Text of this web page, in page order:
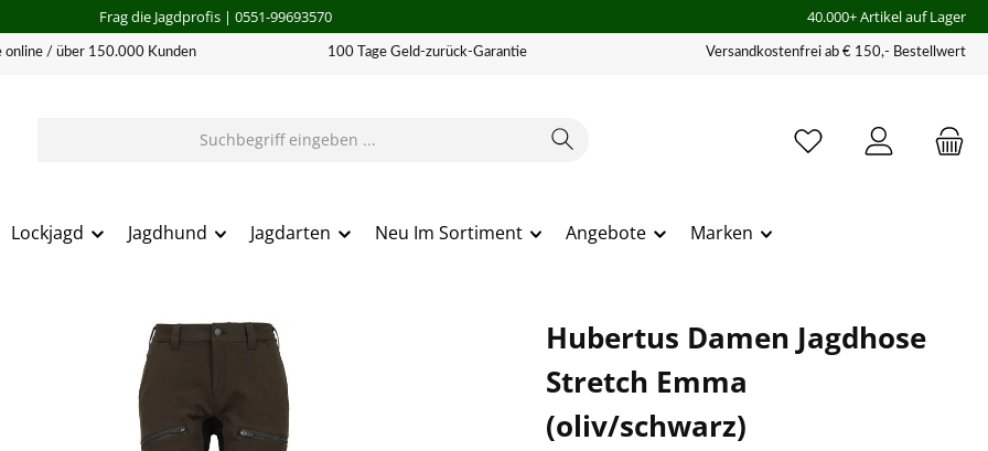
Frag die Jagdprofis| 0551-99693570 40.000+ Artikel auf Lager
online / über 150.000 Kunden 100 Tage Geld-zurück-Garantie Versandkostenfrei ab € 150,- Bestellwert
Lockjagd Jagdhund Jagdarten Neu Im Sortiment Angebote Marken
Hubertus Damen Jagdhose
Stretch Emma
(oliv/schwarz)